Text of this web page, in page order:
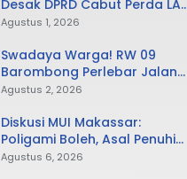
Desak DPRD Cabut Perda
Istana Balla Lompoa Diminta
Agustus 1, 2026
Swadaya Warga! RW 09
Barombong Perlebar Jalan
Lingkungan, Minta Pemkot Tak
Agustus 2, 2026
Diskusi MUI Makassar:
Poligami Boleh, Asal Penuhi
Syarat Hukum Negara
Agustus 6, 2026